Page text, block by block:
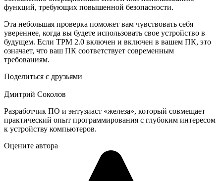
функций, требующих повышенной безопасности.
Эта небольшая проверка поможет вам чувствовать себя
увереннее, когда вы будете использовать свое устройство в
будущем. Если TPM 2.0 включен и включен в вашем ПК, это
означает, что ваш ПК соответствует современным
требованиям.
Поделиться с друзьями
Дмитрий Соколов
Разработчик ПО и энтузиаст «железа», который совмещает
практический опыт программирования с глубоким интересом
к устройству компьютеров.
Оцените автора